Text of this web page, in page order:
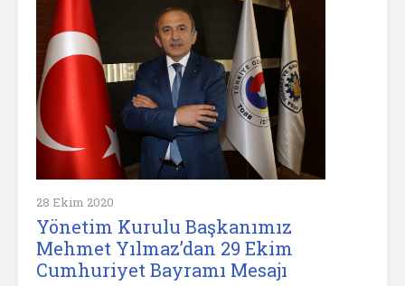
28 Ekim 2020
Yönetim Kurulu Başkanımız
Mehmet Yılmaz’dan 29 Ekim
Cumhuriyet Bayramı Mesajı